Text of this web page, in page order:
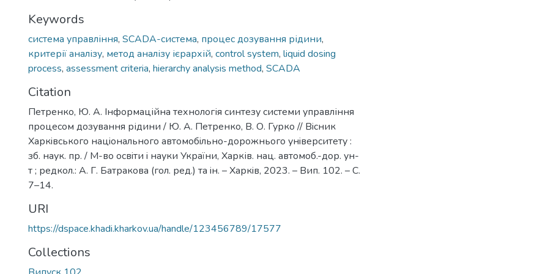
Keywords
система управління, SCADA-система, процес дозування рідини,
критерії аналізу, метод аналізу ієрархій, control system, liquid dosing
process, assessment criteria, hierarchy analysis method, SCADA
Citation
Петренко, Ю. А. Інформаційна технологія синтезу системи управління
процесом дозування рідини / Ю. А. Петренко, В. О. Гурко // Вiсник
Харкiвського нацiонального автомобiльно-дорожнього унiверситету :
зб. наук. пр. / М-во освiти i науки України, Харків. нац. автомоб.-дор. ун-
т ; редкол.: А. Г. Батракова (гол. ред.) та iн. – Харкiв, 2023. – Вип. 102. – С.
7–14.
URI
https://dspace.khadi.kharkov.ua/handle/123456789/17577
Collections